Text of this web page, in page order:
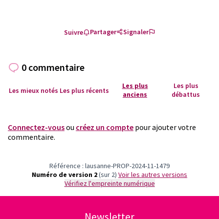
Suivre Partager Signaler
0 commentaire
Les mieux notés Les plus récents
Les plus
anciens
Les plus
débattus
Connectez-vousou créez un compte pour ajouter votre
commentaire.
Référence : lausanne-PROP-2024-11-1479
Numéro de version 2(sur 2)
voir les autres versions
Vérifiez l'empreinte numérique